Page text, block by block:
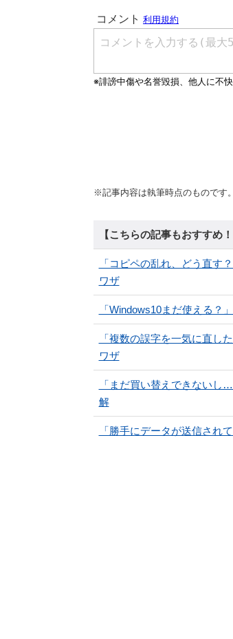
※記事内容は執筆時点のものです
【こちらの記事もおすすめ！
「コピペの乱れ、どう直す
ワザ
「Windows10まだ使える？
「複数の誤字を一気に直し
ワザ
「まだ買い替えできないし
解
「勝手にデータが送信され